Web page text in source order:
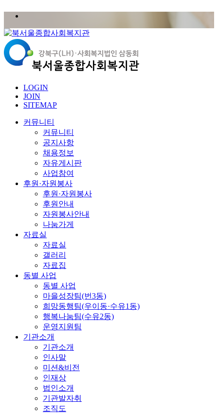
LOGIN
JOIN
SITEMAP
커뮤니티
커뮤니티
공지사항
채용정보
자유게시판
사업참여
후원·자원봉사
후원·자원봉사
후원안내
자원봉사안내
나눔가게
자료실
자료실
갤러리
자료집
동별 사업
동별 사업
마을성장팀(번3동)
희망동행팀(우이동·수유1동)
행복나눔팀(수유2동)
운영지원팀
기관소개
기관소개
인사말
미션&비전
인재상
법인소개
기관발자취
조직도